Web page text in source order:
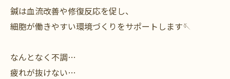
鍼は血流改善や修復反応を促し、
細胞が働きやすい環境づくりをサポートします🪡
なんとなく不調…
疲れが抜けない…